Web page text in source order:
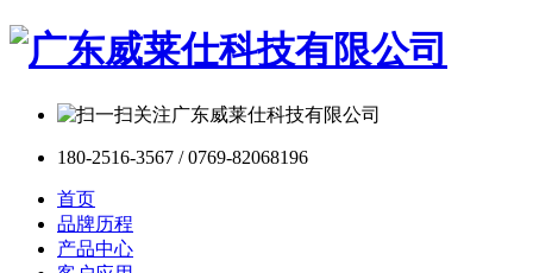
180-2516-3567 / 0769-82068196
首页
品牌历程
产品中心